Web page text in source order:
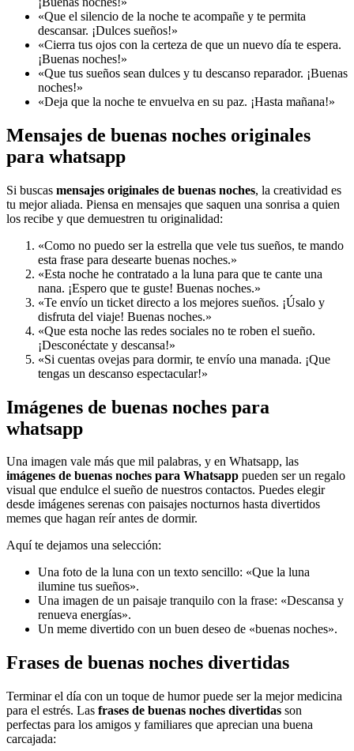
«Que el silencio de la noche te acompañe y te permita
descansar. ¡Dulces sueños!»
«Cierra tus ojos con la certeza de que un nuevo día te espera.
¡Buenas noches!»
«Que tus sueños sean dulces y tu descanso reparador. ¡Buenas
noches!»
«Deja que la noche te envuelva en su paz. ¡Hasta mañana!»
Mensajes de buenas noches originales
para whatsapp
Si buscas mensajes originales de buenas noches, la creatividad es
tu mejor aliada. Piensa en mensajes que saquen una sonrisa a quien
los recibe y que demuestren tu originalidad:
«Como no puedo ser la estrella que vele tus sueños, te mando
esta frase para desearte buenas noches.»
«Esta noche he contratado a la luna para que te cante una
nana. ¡Espero que te guste! Buenas noches.»
«Te envío un ticket directo a los mejores sueños. ¡Úsalo y
disfruta del viaje! Buenas noches.»
«Que esta noche las redes sociales no te roben el sueño.
¡Desconéctate y descansa!»
«Si cuentas ovejas para dormir, te envío una manada. ¡Que
tengas un descanso espectacular!»
Imágenes de buenas noches para
whatsapp
Una imagen vale más que mil palabras, y en Whatsapp, las
imágenes de buenas noches para Whatsapp pueden ser un regalo
visual que endulce el sueño de nuestros contactos. Puedes elegir
desde imágenes serenas con paisajes nocturnos hasta divertidos
memes que hagan reír antes de dormir.
Aquí te dejamos una selección:
Una foto de la luna con un texto sencillo: «Que la luna
ilumine tus sueños».
Una imagen de un paisaje tranquilo con la frase: «Descansa y
renueva energías».
Un meme divertido con un buen deseo de «buenas noches».
Frases de buenas noches divertidas
Terminar el día con un toque de humor puede ser la mejor medicina
para el estrés. Las frases de buenas noches divertidas son
perfectas para los amigos y familiares que aprecian una buena
carcajada: